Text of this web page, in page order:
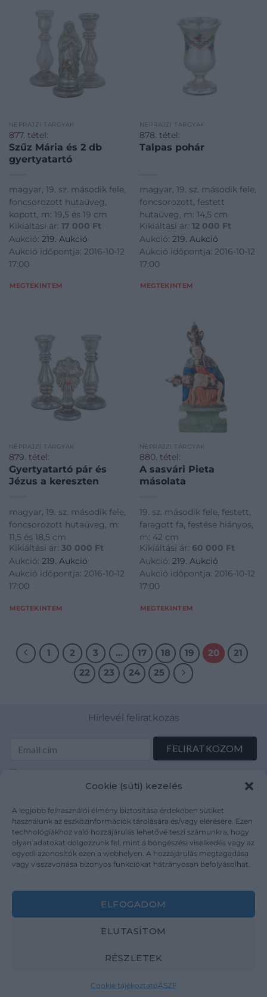
Cookie (süti) kezelés
A legjobb felhasználói élmény biztosítása érdekében sütiket
használunk az eszközinformációk tárolására és/vagy elérésére. Ezen
technológiákhoz való hozzájárulás lehetővé teszi számunkra, hogy
olyan adatokat dolgozzunk fel, mint a böngészési viselkedés vagy az
egyedi azonosítók ezen a webhelyen. A hozzájárulás megtagadása
vagy visszavonása bizonyos funkciókat hátrányosan befolyásolhat.
ELFOGADOM
ELUTASÍTOM
RÉSZLETEK
Cookie tájékoztatóÁSZF
NÉPRAJZI TÁRGYAK
877. tétel:
Szűz Mária és 2 db
gyertyatartó
magyar, 19. sz. második fele,
foncsorozott hutaüveg,
kopott, m: 19,5 és 19 cm
Kikiáltási ár: 17 000 Ft
Aukció: 219. Aukció
Aukció időpontja: 2016-10-12
17:00
MEGTEKINTEM
NÉPRAJZI TÁRGYAK
878. tétel:
Talpas pohár
magyar, 19. sz. második fele,
foncsorozott, festett
hutaüveg, m: 14,5 cm
Kikiáltási ár: 12 000 Ft
Aukció: 219. Aukció
Aukció időpontja: 2016-10-12
17:00
MEGTEKINTEM
NÉPRAJZI TÁRGYAK
879. tétel:
Gyertyatartó pár és
Jézus a kereszten
magyar, 19. sz. második fele,
foncsorozott hutaüveg, m:
11,5 és 18,5 cm
Kikiáltási ár: 30 000 Ft
Aukció: 219. Aukció
Aukció időpontja: 2016-10-12
17:00
MEGTEKINTEM
NÉPRAJZI TÁRGYAK
880. tétel:
A sasvári Pieta
másolata
19. sz. második fele, festett,
faragott fa, festése hiányos,
m: 42 cm
Kikiáltási ár: 60 000 Ft
Aukció: 219. Aukció
Aukció időpontja: 2016-10-12
17:00
MEGTEKINTEM
1 2 3 … 17 18 19 20
21
22
23 24 25
Hírlevél feliratkozás
mutargy.com/adatkezelesi-tajekoztato/
Rólunk
Médiaajánlat
Karrier
Kapcsolat
Áraink
ÁSZF
Adatvédelem
Impresszum
Kövesse a műtárgy.com-ot